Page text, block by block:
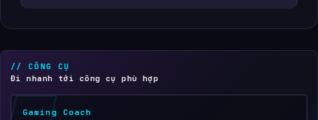
// CÔNG CỤ
Đi nhanh tới công cụ phù hợp
Gaming Coach